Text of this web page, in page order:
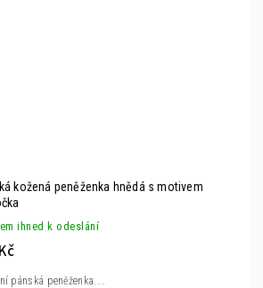
kožená peněženka hnědá s motivem
ihned k odeslání
pánská peněženka....